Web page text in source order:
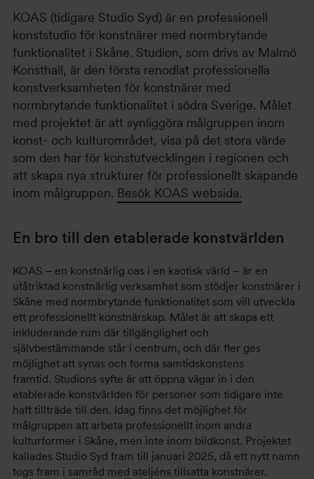
KOAS (tidigare Studio Syd) är en professionell
konststudio för konstnärer med normbrytande
funktionalitet i Skåne. Studion, som drivs av Malmö
Konsthall, är den första renodlat professionella
konstverksamheten för konstnärer med
normbrytande funktionalitet i södra Sverige. Målet
med projektet är att synliggöra målgruppen inom
konst- och kulturområdet, visa på det stora värde
som den har för konstutvecklingen i regionen och
att skapa nya strukturer för professionellt skapande
inom målgruppen. Besök KOAS websida.
En bro till den etablerade konstvärlden
KOAS – en konstnärlig oas i en kaotisk värld – är en
utåtriktad konstnärlig verksamhet som stödjer konstnärer i
Skåne med normbrytande funktionalitet som vill utveckla
ett professionellt konstnärskap. Målet är att skapa ett
inkluderande rum där tillgänglighet och
självbestämmande står i centrum, och där fler ges
möjlighet att synas och forma samtidskonstens
framtid. Studions syfte är att öppna vägar in i den
etablerade konstvärlden för personer som tidigare inte
haft tillträde till den. Idag finns det möjlighet för
målgruppen att arbeta professionellt inom andra
kulturformer i Skåne, men inte inom bildkonst. Projektet
kallades Studio Syd fram till januari 2025, då ett nytt namn
togs fram i samråd med ateljéns tillsatta konstnärer.